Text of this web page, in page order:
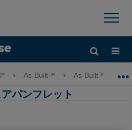
×
開/折りたたむ
As-Built™ As-Built™ for
パンフレット